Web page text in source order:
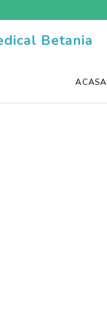
Betania
ACASA